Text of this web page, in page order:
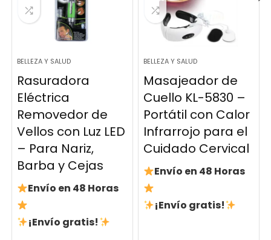
BELLEZA Y SALUD
Rasuradora
Eléctrica
Removedor de
Vellos con Luz LED
– Para Nariz,
Barba y Cejas
Envío en 48 Horas
¡Envío gratis!
BELLEZA Y SALUD
Masajeador de
Cuello KL-5830 –
Portátil con Calor
Infrarrojo para el
Cuidado Cervical
Envío en 48 Horas
¡Envío gratis!